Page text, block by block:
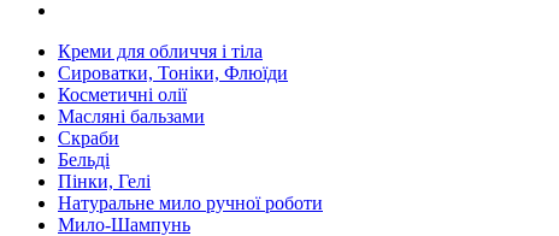
Креми для обличчя і тіла
Сироватки, Тоніки, Флюїди
Косметичні олії
Масляні бальзами
Скраби
Бельді
Пінки, Гелі
Натуральне мило ручної роботи
Мило-Шампунь